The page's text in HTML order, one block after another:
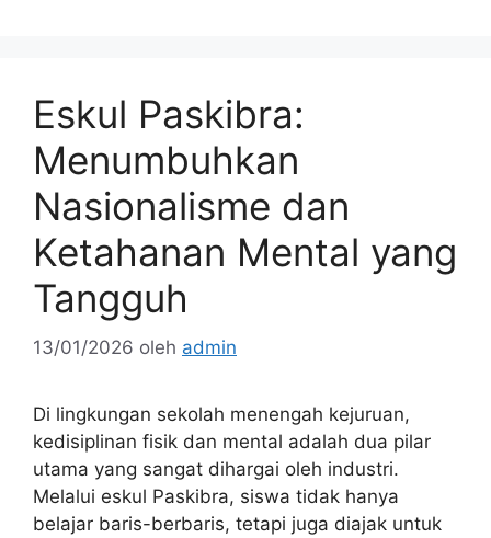
Eskul Paskibra:
Menumbuhkan
Nasionalisme dan
Ketahanan Mental yang
Tangguh
13/01/2026 oleh admin
Di lingkungan sekolah menengah kejuruan,
kedisiplinan fisik dan mental adalah dua pilar
utama yang sangat dihargai oleh industri.
Melalui eskul Paskibra, siswa tidak hanya
belajar baris-berbaris, tetapi juga diajak untuk